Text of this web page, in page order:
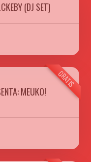
(DJ SET)
GRATIS
MEUKO!